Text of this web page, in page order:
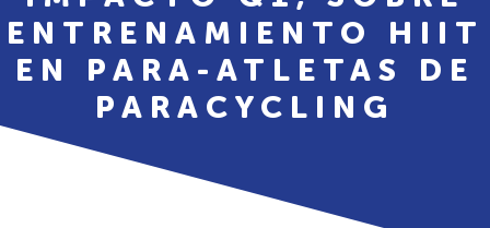
ENTRENAMIENTO HIIT
EN PARA-ATLETAS DE
PARACYCLING